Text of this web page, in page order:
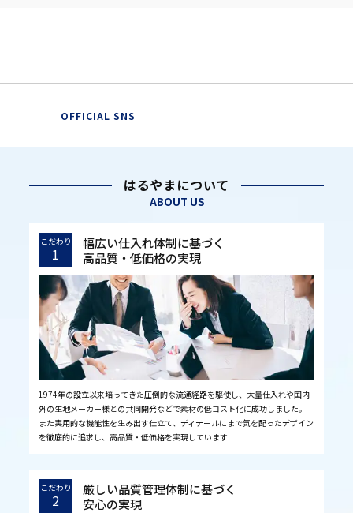
OFFICIAL SNS
はるやまについて
ABOUT US
こだわり
1
幅広い仕入れ体制に基づく
高品質・低価格の実現
1974年の設立以来培ってきた圧倒的な流通経路を駆使し、大量仕入れや国内
外の生地メーカー様との共同開発などで素材の低コスト化に成功しました。
また実用的な機能性を生み出す仕立て、ディテールにまで気を配ったデザイン
を徹底的に追求し、高品質・低価格を実現しています
こだわり
2
厳しい品質管理体制に基づく
安心の実現